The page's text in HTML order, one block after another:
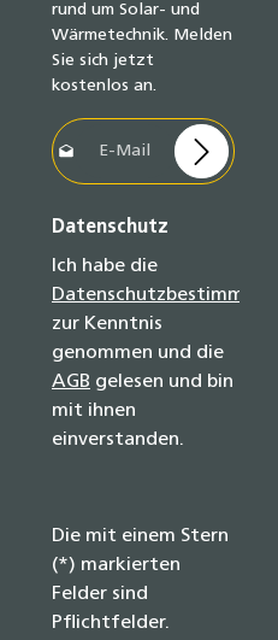
rund um Solar- und
Wärmetechnik. Melden
Sie sich jetzt
kostenlos an.
E-Mail-Adresse*
Datenschutz
Ich habe die
zur Kenntnis
genommen und die
AGB gelesen und bin
mit ihnen
einverstanden.
Die mit einem Stern
(*) markierten
Felder sind
Pflichtfelder.